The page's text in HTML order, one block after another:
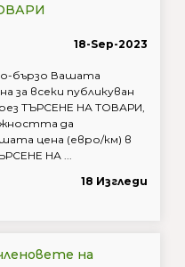
18-Sep-2023
бързо Вашата
за всеки публикуван
ТЪРСЕНЕ НА ТОВАРИ,
да
цена (евро/км) в
НА ...
18 Изгледи
на